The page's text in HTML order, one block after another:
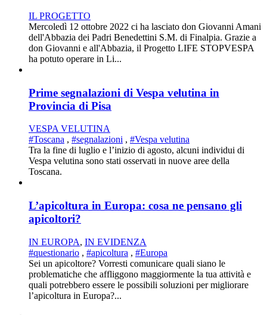
IL PROGETTO
Mercoledì 12 ottobre 2022 ci ha lasciato don Giovanni Amani
dell'Abbazia dei Padri Benedettini S.M. di Finalpia. Grazie a
don Giovanni e all'Abbazia, il Progetto LIFE STOPVESPA
ha potuto operare in Li...
Prime segnalazioni di Vespa velutina in
Provincia di Pisa
VESPA VELUTINA
#Toscana , #segnalazioni , #Vespa velutina
Tra la fine di luglio e l’inizio di agosto, alcuni individui di
Vespa velutina sono stati osservati in nuove aree della
Toscana.
L’apicoltura in Europa: cosa ne pensano gli
apicoltori?
IN EUROPA, IN EVIDENZA
#questionario , #apicoltura , #Europa
Sei un apicoltore? Vorresti comunicare quali siano le
problematiche che affliggono maggiormente la tua attività e
quali potrebbero essere le possibili soluzioni per migliorare
l’apicoltura in Europa?...